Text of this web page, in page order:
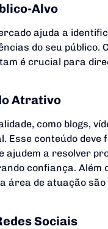
Alvo
ajuda a
do seu público.
é crucial para
Atrativo
como blogs,
Esse conteúdo deve
ajudem a resolver
confiança. Além
área de atuação são
Sociais